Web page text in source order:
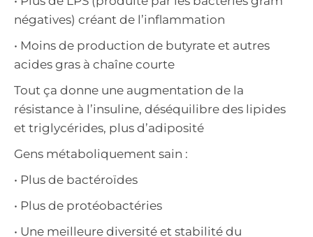
négatives) créant de l’inflammation
• Moins de production de butyrate et autres
acides gras à chaîne courte
Tout ça donne une augmentation de la
résistance à l’insuline, déséquilibre des lipides
et triglycérides, plus d’adiposité
Gens métaboliquement sain :
• Plus de bactéroïdes
• Plus de protéobactéries
• Une meilleure diversité et stabilité du